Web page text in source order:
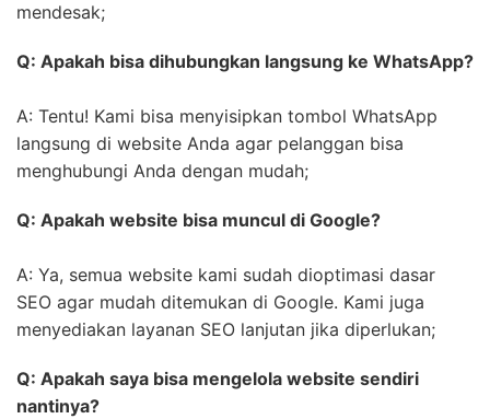
mendesak;
Q: Apakah bisa dihubungkan langsung ke WhatsApp?
A: Tentu! Kami bisa menyisipkan tombol WhatsApp
langsung di website Anda agar pelanggan bisa
menghubungi Anda dengan mudah;
Q: Apakah website bisa muncul di Google?
A: Ya, semua website kami sudah dioptimasi dasar
SEO agar mudah ditemukan di Google. Kami juga
menyediakan layanan SEO lanjutan jika diperlukan;
Q: Apakah saya bisa mengelola website sendiri
nantinya?